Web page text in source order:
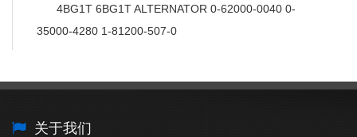
4BG1T 6BG1T ALTERNATOR 0-62000-0040 0-
35000-4280 1-81200-507-0
关于我们